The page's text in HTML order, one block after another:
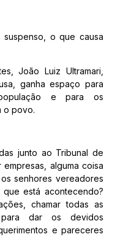
o que causa
João Luiz Ultramari,
ganha espaço para
e para os
o povo.
junto ao Tribunal de
alguma coisa
senhores vereadores
está acontecendo?
chamar todas as
para dar os devidos
e pareceres